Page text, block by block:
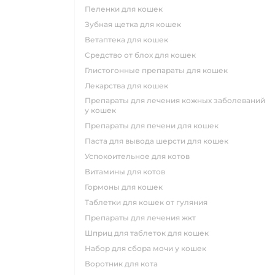
пеленки для кошек
зубная щетка для кошек
ветаптека для кошек
средство от блох для кошек
глистогонные препараты для кошек
лекарства для кошек
препараты для лечения кожных заболеваний
у кошек
препараты для печени для кошек
паста для вывода шерсти для кошек
успокоительное для котов
витамины для котов
гормоны для кошек
таблетки для кошек от гуляния
препараты для лечения жкт
шприц для таблеток для кошек
набор для сбора мочи у кошек
воротник для кота